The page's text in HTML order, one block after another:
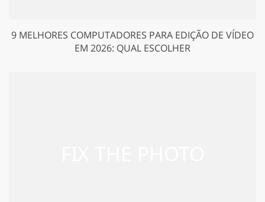
9 MELHORES COMPUTADORES PARA EDIÇÃO DE VÍDEO
EM 2026: QUAL ESCOLHER